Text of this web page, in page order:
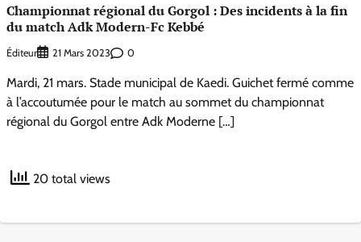
Championnat régional du Gorgol : Des incidents à la fin
du match Adk Modern-Fc Kebbé
Éditeur 21 Mars 2023 0
Mardi, 21 mars. Stade municipal de Kaedi. Guichet fermé comme
à l’accoutumée pour le match au sommet du championnat
régional du Gorgol entre Adk Moderne […]
20 total views